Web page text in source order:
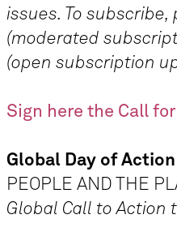
issues. To
(moderated
(open subscription
Sign here the Call
Global Day of
PEOPLE AND THE
Global Call to Action